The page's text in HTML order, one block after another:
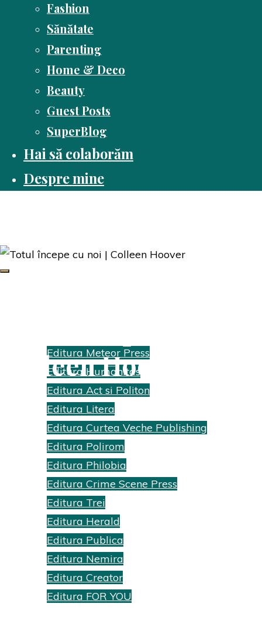
Fashion
Sănătate
Parenting
Home & Deco
Beauty
Guest Posts
SuperBlog
Hai să colaborăm
Despre mine
Editura Meteor Press
Editura Humanitas
Editura Act si Politon
Editura Litera
Editura Curtea Veche Publishing
Editura Polirom
Editura Philobia
Editura Crime Scene Press
Editura Trei
Editura Herald
Editura Publica
Editura Nemira
Editura Creator
Editura FOR YOU
Colleen Hoover
Recenzii cărti
Totul începe cu
noi | Colleen